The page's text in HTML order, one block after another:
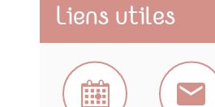
Liens utiles